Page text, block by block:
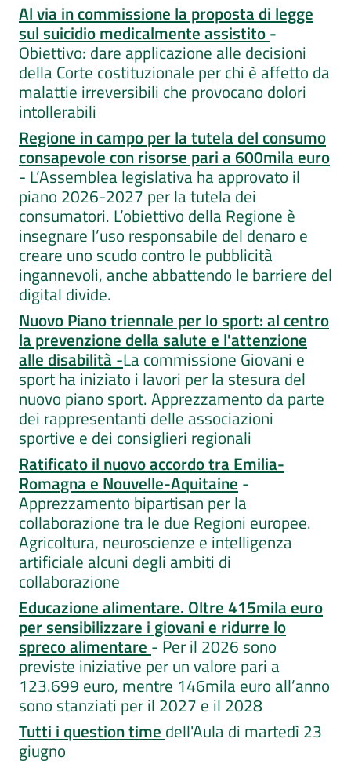
Al via in commissione la proposta di legge
sul suicidio medicalmente assistito-
Obiettivo: dare applicazione alle decisioni
della Corte costituzionale per chi è affetto da
malattie irreversibili che provocano dolori
intollerabili
Regione in campo per la tutela del consumo
consapevole con risorse pari a 600mila euro
- L’Assemblea legislativa ha approvato il
piano 2026-2027 per la tutela dei
consumatori. L’obiettivo della Regione è
insegnare l’uso responsabile del denaro e
creare uno scudo contro le pubblicità
ingannevoli, anche abbattendo le barriere del
digital divide.
Nuovo Piano triennale per lo sport: al centro
la prevenzione della salute e l'attenzione
alle disabilità -La commissione Giovani e
sport ha iniziato i lavori per la stesura del
nuovo piano sport. Apprezzamento da parte
dei rappresentanti delle associazioni
sportive e dei consiglieri regionali
Ratificato il nuovo accordo tra Emilia-
Romagna e Nouvelle-Aquitaine -
Apprezzamento bipartisan per la
collaborazione tra le due Regioni europee.
Agricoltura, neuroscienze e intelligenza
artificiale alcuni degli ambiti di
collaborazione
Educazione alimentare. Oltre 415mila euro
per sensibilizzare i giovani e ridurre lo
spreco alimentare - Per il 2026 sono
previste iniziative per un valore pari a
123.699 euro, mentre 146mila euro all’anno
sono stanziati per il 2027 e il 2028
Tutti i question time dell'Aula di martedì 23
giugno